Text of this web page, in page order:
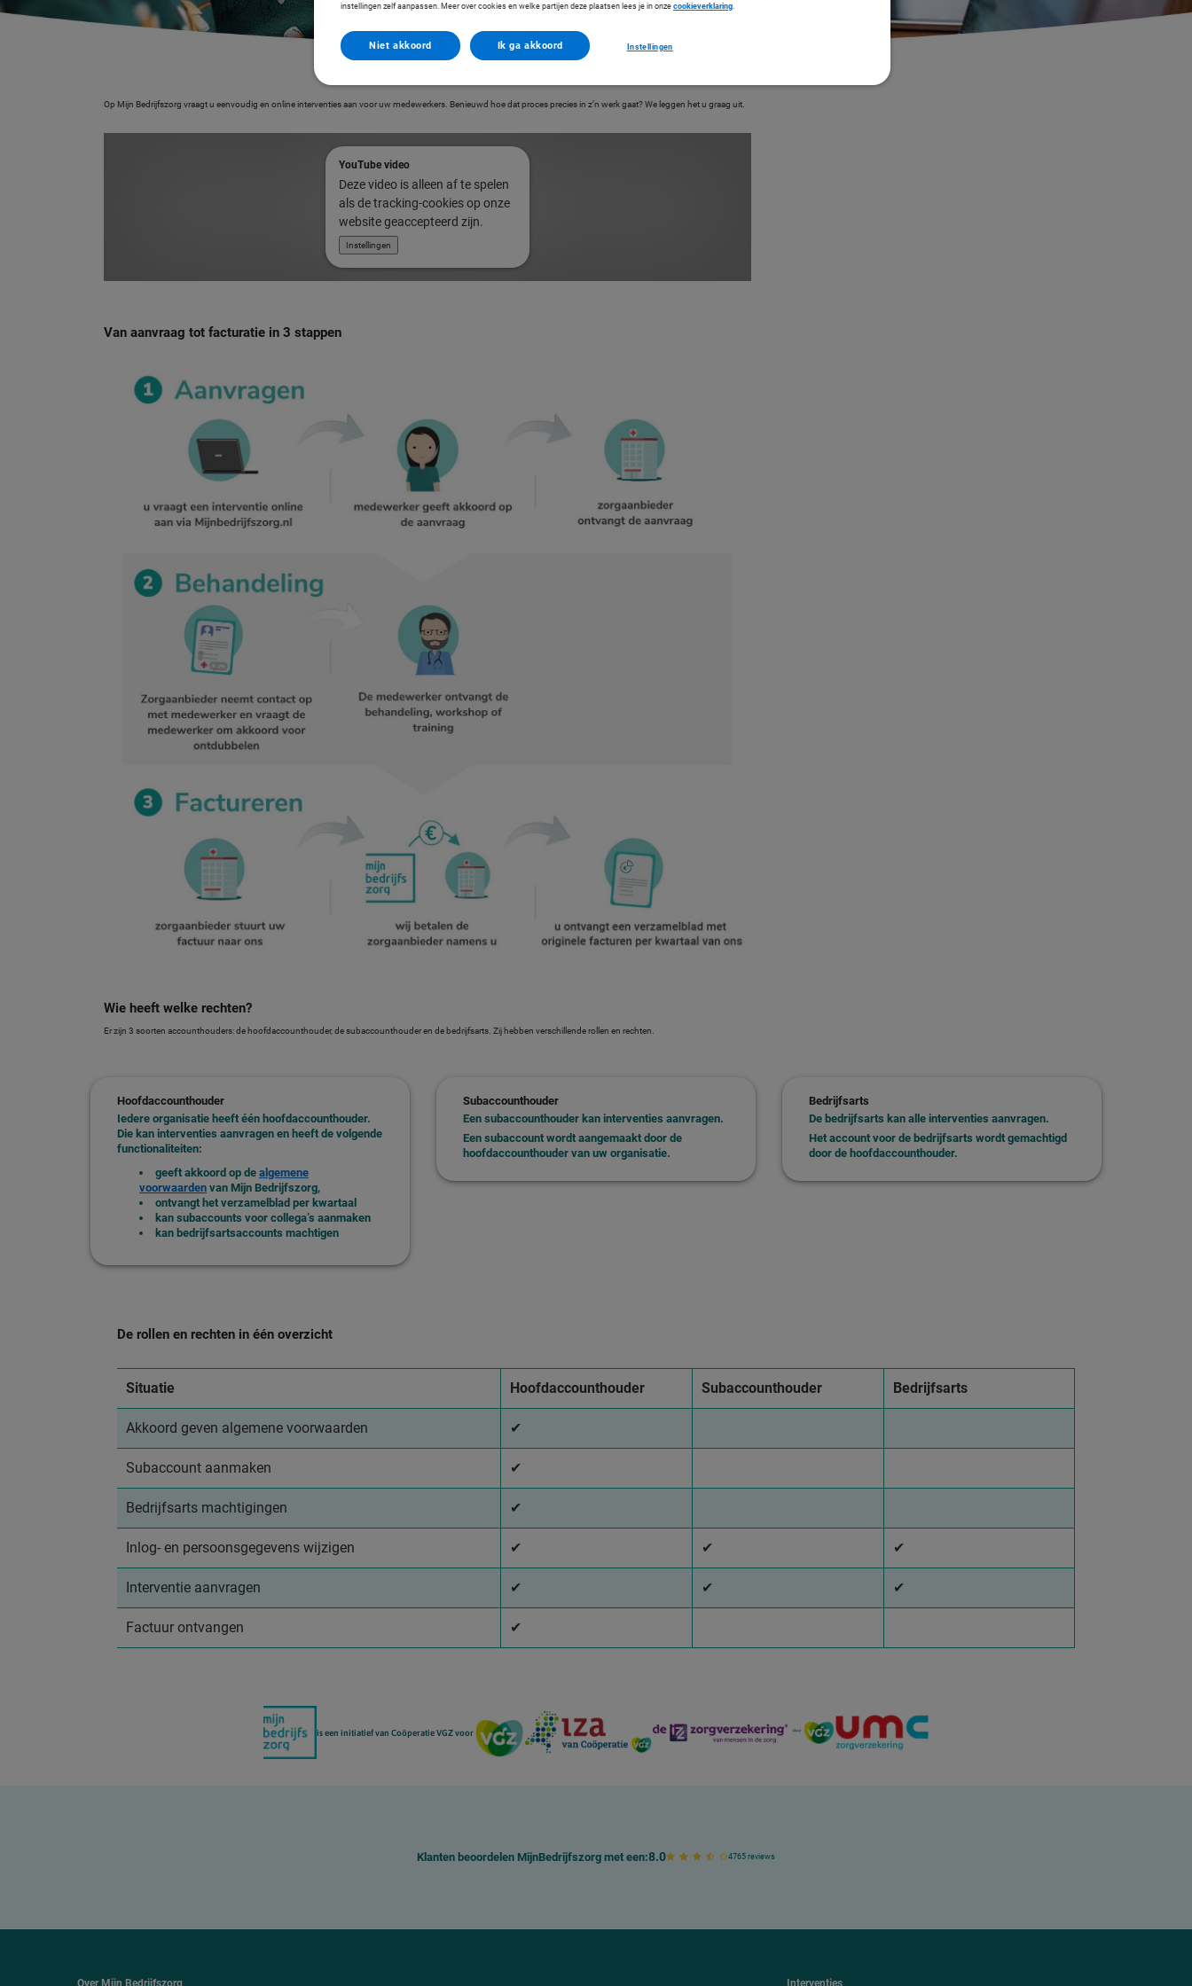
Op Mijn Bedrijfszorg vraagt u eenvoudig en online interventies aan voor uw medewerkers. Benieuwd hoe dat proces precies in z’n werk gaat? We leggen het u graag uit.
YouTube video
Deze video is alleen af te spelen
als de tracking-cookies op onze
website geaccepteerd zijn.
Instellingen
Van aanvraag tot facturatie in 3 stappen
Wie heeft welke rechten?
Er zijn 3 soorten accounthouders: de hoofdaccounthouder, de subaccounthouder en de bedrijfsarts. Zij hebben verschillende rollen en rechten.
Hoofdaccounthouder
Iedere organisatie heeft één hoofdaccounthouder.
Die kan interventies aanvragen en heeft de volgende
functionaliteiten:
geeft akkoord op de algemene
voorwaarden van Mijn Bedrijfszorg,
ontvangt het verzamelblad per kwartaal
kan subaccounts voor collega’s aanmaken
kan bedrijfsartsaccounts machtigen
Subaccounthouder
Een subaccounthouder kan interventies aanvragen.
Een subaccount wordt aangemaakt door de
hoofdaccounthouder van uw organisatie.
Bedrijfsarts
De bedrijfsarts kan alle interventies aanvragen.
Het account voor de bedrijfsarts wordt gemachtigd
door de hoofdaccounthouder.
De rollen en rechten in één overzicht
Situatie Hoofdaccounthouder Subaccounthouder Bedrijfsarts
Akkoord geven algemene voorwaarden ✔
Subaccount aanmaken ✔
Bedrijfsarts machtigingen ✔
Inlog- en persoonsgegevens wijzigen ✔ ✔ ✔
Interventie aanvragen ✔ ✔ ✔
Factuur ontvangen ✔
is een initiatief van Coöperatie VGZ voor
Klanten beoordelen MijnBedrijfszorg met een:8.0 4765 reviews
Over Mijn Bedrijfszorg Interventies
instellingen zelf aanpassen. Meer over cookies en welke partijen deze plaatsen lees je in onze cookieverklaring.
Instellingen
Niet akkoord Ik ga akkoord